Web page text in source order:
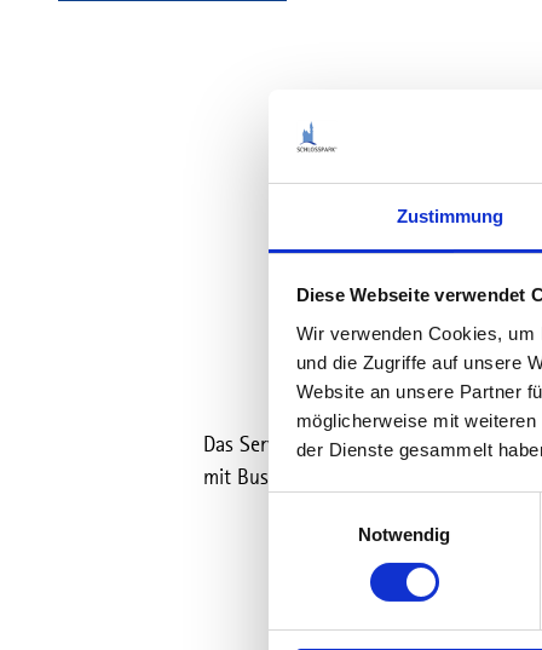
Zustimmung
Diese Webseite verwendet
Wir verwenden Cookies,
und die Zugriffe auf unsere
Website an unsere Partner
möglicherweise mit
der Dienste gesammelt
Notwendig
Du
Das ServiceZentrum der
mit Bus und Bahn.